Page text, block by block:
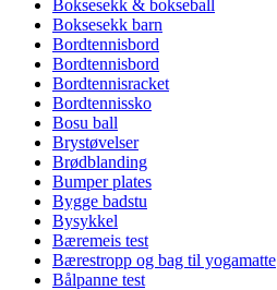
Boksesekk & bokseball
Boksesekk barn
Bordtennisbord
Bordtennisbord
Bordtennisracket
Bordtennissko
Bosu ball
Brystøvelser
Brødblanding
Bumper plates
Bygge badstu
Bysykkel
Bæremeis test
Bærestropp og bag til yogamatte
Bålpanne test